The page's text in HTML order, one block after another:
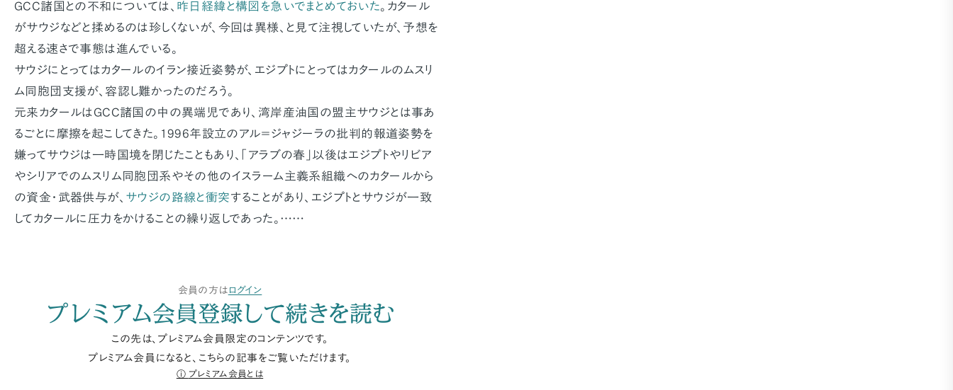
GCC諸国との不和については、 昨日経緯と構図を急いでまとめておいた。カタール
がサウジなどと揉めるのは珍しくないが、今回は異様、と見て注視していたが、予想を
超える速さで事態は進んでいる。
サウジにとってはカタールのイラン接近姿勢が、エジプトにとってはカタールのムスリ
ム同胞団支援が、容認し難かったのだろう。
元来カタールはGCC諸国の中の異端児であり、湾岸産油国の盟主サウジとは事あ
るごとに摩擦を起こしてきた。1996年設立のアル＝ジャジーラの批判的報道姿勢を
嫌ってサウジは一時国境を閉じたこともあり、「アラブの春」以後はエジプトやリビア
やシリアでのムスリム同胞団系やその他のイスラーム主義系組織へのカタールから
の資金・武器供与が、 サウジの路線と衝突することがあり、エジプトとサウジが一致
してカタールに圧力をかけることの繰り返しであった。……
会員の方は ログイン
プレミアム会員登録して続きを読む
この先は、プレミアム会員限定のコンテンツです。
プレミアム会員になると、こちらの記事をご覧いただけます。
プレミアム会員とは